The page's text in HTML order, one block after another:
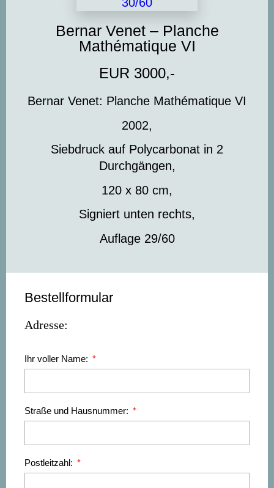
Bernar Venet – Planche
Mathématique VI
EUR 3000,-
Bernar Venet: Planche Mathématique VI
2002,
Siebdruck auf Polycarbonat in 2
Durchgängen,
120 x 80 cm,
Signiert unten rechts,
Auflage 29/60
Bestellformular
Adresse:
Ihr voller Name:
Straße und Hausnummer:
Postleitzahl: